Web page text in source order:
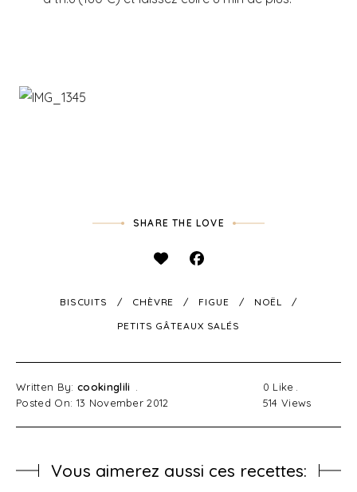
SHARE THE LOVE
BISCUITS CHÈVRE FIGUE
NOËL
PETITS GÂTEAUX SALÉS
Written By: cookinglili
Posted On: 13 November 2012
0 Like
514 Views
Vous aimerez aussi ces recettes: